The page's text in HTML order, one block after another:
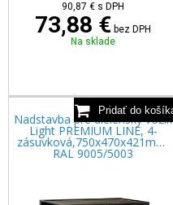
90,87 € s DPH
73,88 € bez DPH
Na sklade
Nadstavba pre dielenský vozík
Light PREMIUM LINE, 4-
zásuvková,750x470x421mm,
RAL 9005/5003